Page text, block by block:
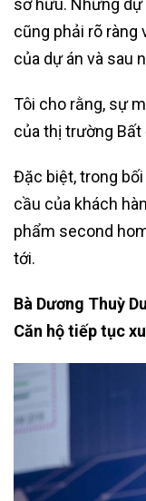
sở hữu. Những
cũng phải rõ ràng
của dự án và sau
Tôi cho rằng, sự
của thị trường
Đặc biệt, trong
cầu của khách
phẩm second
tới.
Bà Dương Thuỳ
Căn hộ tiếp tục